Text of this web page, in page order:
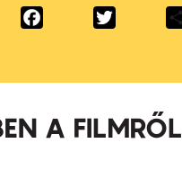
Facebook
A FILMRŐL